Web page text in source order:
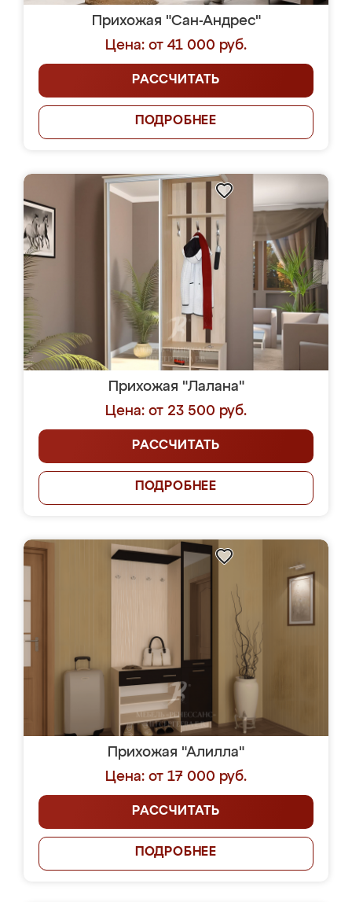
Прихожая "Сан-Андрес"
Цена: от 41 000 руб.
РАССЧИТАТЬ
ПОДРОБНЕЕ
Прихожая "Лалана"
Цена: от 23 500 руб.
РАССЧИТАТЬ
ПОДРОБНЕЕ
Прихожая "Алилла"
Цена: от 17 000 руб.
РАССЧИТАТЬ
ПОДРОБНЕЕ